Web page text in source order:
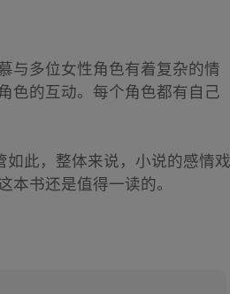
与多位女性角色有着复杂的情
色的互动。每个角色都有自己
如此，整体来说，小说的感情戏
书还是值得一读的。